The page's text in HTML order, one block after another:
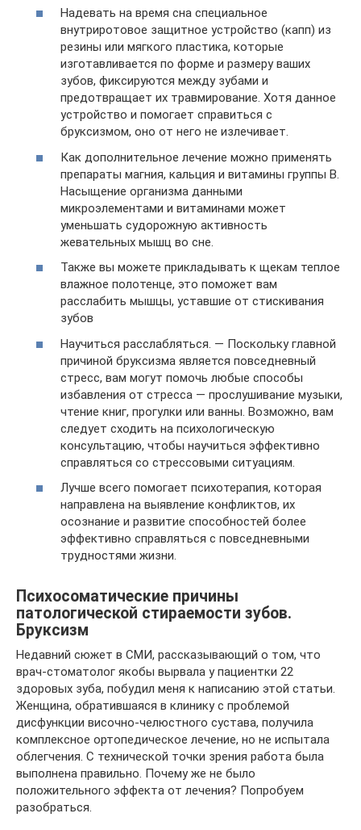
Надевать на время сна специальное
внутриротовое защитное устройство (капп) из
резины или мягкого пластика, которые
изготавливается по форме и размеру ваших
зубов, фиксируются между зубами и
предотвращает их травмирование. Хотя данное
устройство и помогает справиться с
бруксизмом, оно от него не излечивает.
Как дополнительное лечение можно применять
препараты магния, кальция и витамины группы В.
Насыщение организма данными
микроэлементами и витаминами может
уменьшать судорожную активность
жевательных мышц во сне.
Также вы можете прикладывать к щекам теплое
влажное полотенце, это поможет вам
расслабить мышцы, уставшие от стискивания
зубов
Научиться расслабляться. — Поскольку главной
причиной бруксизма является повседневный
стресс, вам могут помочь любые способы
избавления от стресса — прослушивание музыки,
чтение книг, прогулки или ванны. Возможно, вам
следует сходить на психологическую
консультацию, чтобы научиться эффективно
справляться со стрессовыми ситуациям.
Лучше всего помогает психотерапия, которая
направлена на выявление конфликтов, их
осознание и развитие способностей более
эффективно справляться с повседневными
трудностями жизни.
Психосоматические причины
патологической стираемости зубов.
Бруксизм
Недавний сюжет в СМИ, рассказывающий о том, что
врач-стоматолог якобы вырвала у пациентки 22
здоровых зуба, побудил меня к написанию этой статьи.
Женщина, обратившаяся в клинику с проблемой
дисфункции височно-челюстного сустава, получила
комплексное ортопедическое лечение, но не испытала
облегчения. С технической точки зрения работа была
выполнена правильно. Почему же не было
положительного эффекта от лечения? Попробуем
разобраться.